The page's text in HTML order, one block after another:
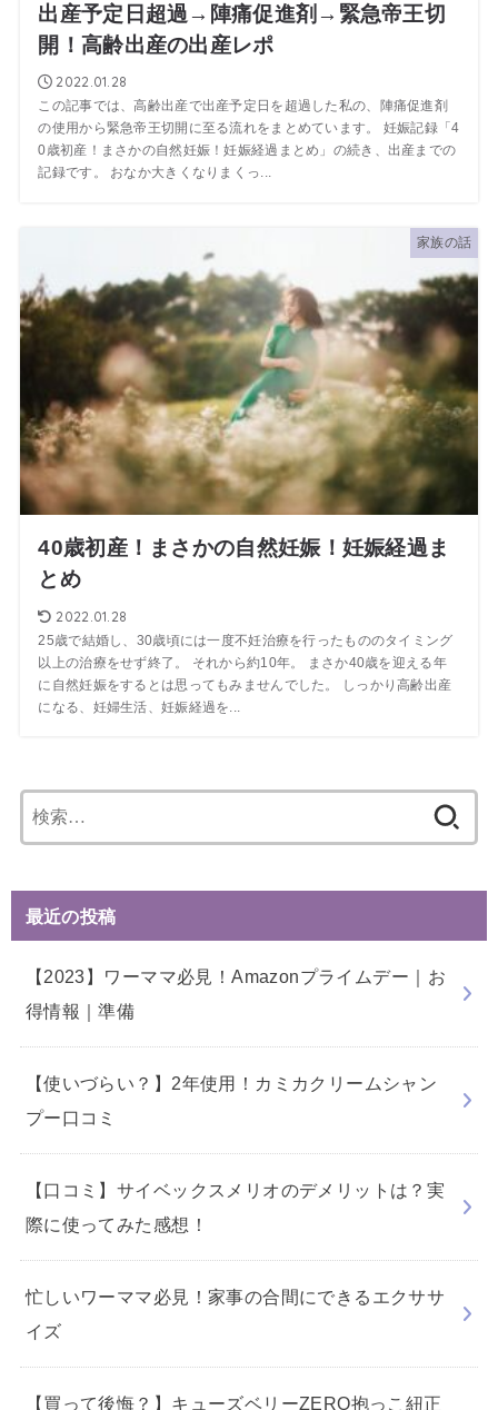
出産予定日超過→陣痛促進剤→緊急帝王切
開！高齢出産の出産レポ
2022.01.28
この記事では、高齢出産で出産予定日を超過した私の、陣痛促進剤
の使用から緊急帝王切開に至る流れをまとめています。 妊娠記録「4
0歳初産！まさかの自然妊娠！妊娠経過まとめ」の続き、出産までの
記録です。 おなか大きくなりまくっ...
家族の話
40歳初産！まさかの自然妊娠！妊娠経過ま
とめ
2022.01.28
25歳で結婚し、30歳頃には一度不妊治療を行ったもののタイミング
以上の治療をせず終了。 それから約10年。 まさか40歳を迎える年
に自然妊娠をするとは思ってもみませんでした。 しっかり高齢出産
になる、妊婦生活、妊娠経過を...
索:
最近の投稿
【2023】ワーママ必見！Amazonプライムデー｜お
得情報｜準備
【使いづらい？】2年使用！カミカクリームシャン
プー口コミ
【口コミ】サイベックスメリオのデメリットは？実
際に使ってみた感想！
忙しいワーママ必見！家事の合間にできるエクササ
イズ
【買って後悔？】キューズベリーZERO抱っこ紐正